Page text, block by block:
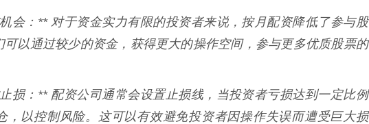
会：** 对于资金实力有限的投资者来说，按月配资降低了参与股
可以通过较少的资金，获得更大的操作空间，参与更多优质股票的
损：** 配资公司通常会设置止损线，当投资者亏损达到一定比例
，以控制风险。这可以有效避免投资者因操作失误而遭受巨大损